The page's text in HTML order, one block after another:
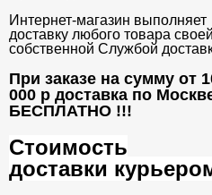
Интернет-магазин выполняет
доставку любого товара своей
собственной Службой
При заказе на сумму от
000 р доставка по
БЕСПЛАТНО !!!
Стоимость
доставки